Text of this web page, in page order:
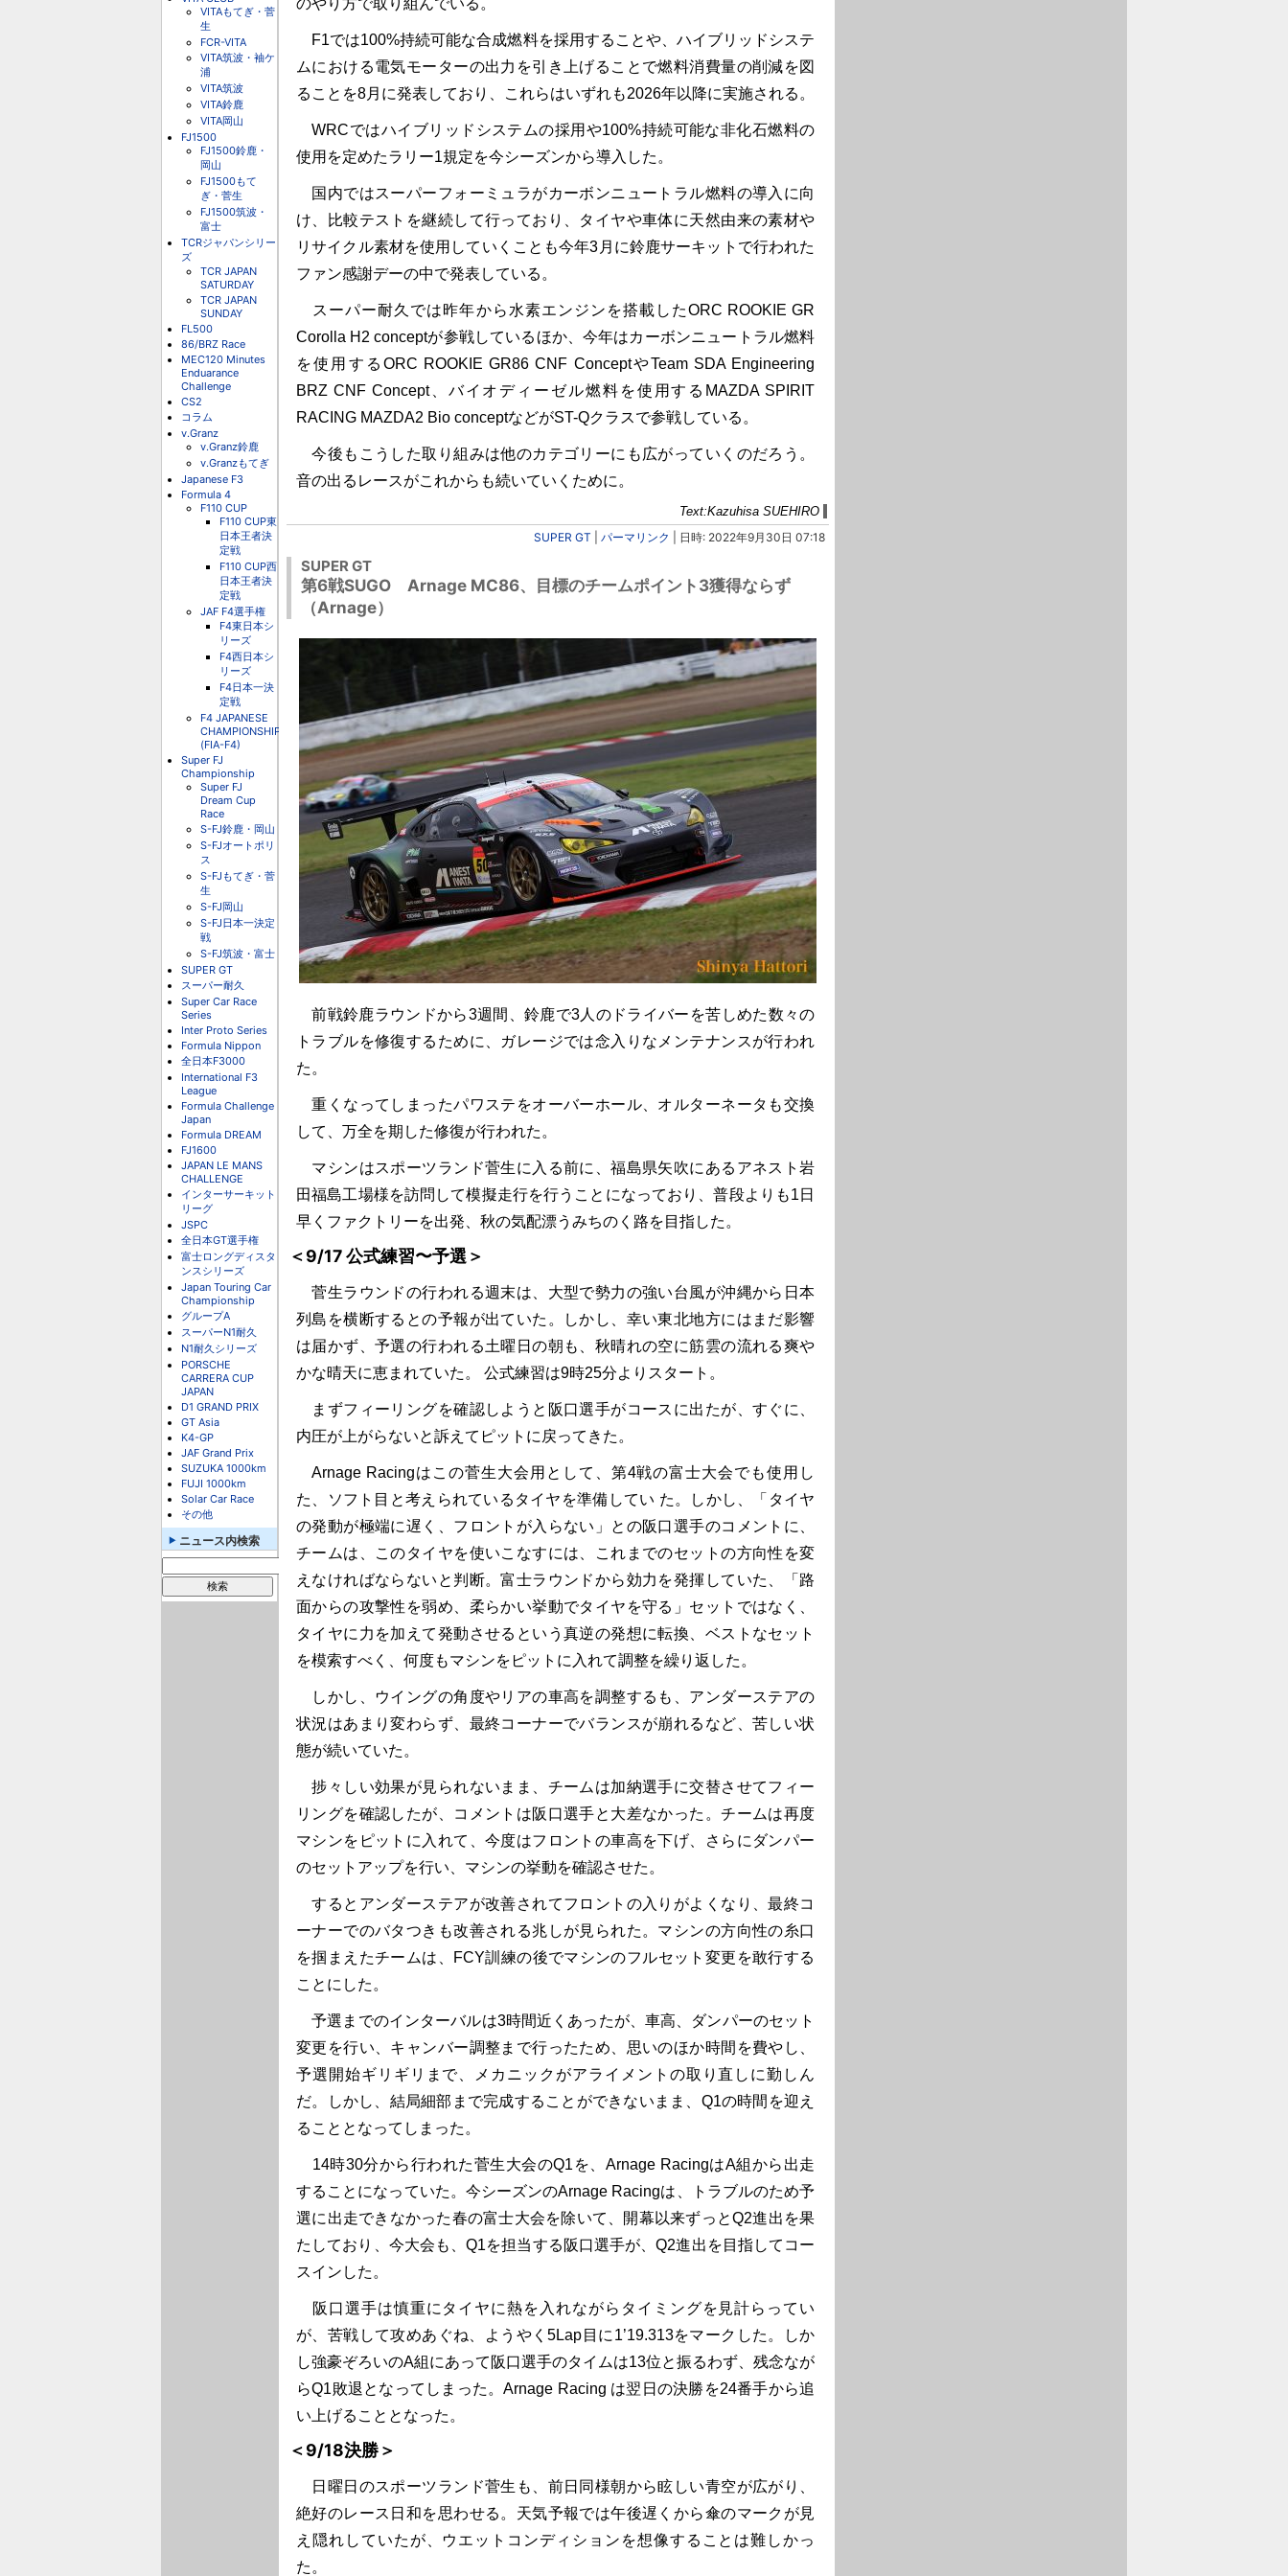
VITAもてぎ・菅
生
FCR-VITA
VITA筑波・袖ケ
浦
VITA筑波
VITA鈴鹿
VITA岡山
FJ1500
FJ1500鈴鹿・
岡山
FJ1500もて
ぎ・菅生
FJ1500筑波・
富士
TCRジャパンシリー
ズ
TCR JAPAN
SATURDAY
TCR JAPAN
SUNDAY
FL500
86/BRZ Race
MEC120 Minutes
Enduarance
Challenge
CS2
コラム
v.Granz
v.Granz鈴鹿
v.Granzもてぎ
Japanese F3
Formula 4
F110 CUP
F110 CUP東
日本王者決
定戦
F110 CUP西
日本王者決
定戦
JAF F4選手権
F4東日本シ
リーズ
F4西日本シ
リーズ
F4日本一決
定戦
F4 JAPANESE
CHAMPIONSHIP
(FIA-F4)
Super FJ
Championship
Super FJ
Dream Cup
Race
S-FJ鈴鹿・岡山
S-FJオートポリ
ス
S-FJもてぎ・菅
生
S-FJ岡山
S-FJ日本一決定
戦
S-FJ筑波・富士
SUPER GT
スーパー耐久
Super Car Race
Series
Inter Proto Series
Formula Nippon
全日本F3000
International F3
League
Formula Challenge
Japan
Formula DREAM
FJ1600
JAPAN LE MANS
CHALLENGE
インターサーキット
リーグ
JSPC
全日本GT選手権
富士ロングディスタ
ンスシリーズ
Japan Touring Car
Championship
グループA
スーパーN1耐久
N1耐久シリーズ
PORSCHE
CARRERA CUP
JAPAN
D1 GRAND PRIX
GT Asia
K4-GP
JAF Grand Prix
SUZUKA 1000km
FUJI 1000km
Solar Car Race
その他
ニュース内検索
のやり方で取り組んでいる。
F1では100%持続可能な合成燃料を採用することや、ハイブリッドシステ
ムにおける電気モーターの出力を引き上げることで燃料消費量の削減を図
ることを8月に発表しており、これらはいずれも2026年以降に実施される。
WRCではハイブリッドシステムの採用や100%持続可能な非化石燃料の
使用を定めたラリー1規定を今シーズンから導入した。
国内ではスーパーフォーミュラがカーボンニュートラル燃料の導入に向
け、比較テストを継続して行っており、タイヤや車体に天然由来の素材や
リサイクル素材を使用していくことも今年3月に鈴鹿サーキットで行われた
ファン感謝デーの中で発表している。
スーパー耐久では昨年から水素エンジンを搭載したORC ROOKIE GR
Corolla H2 conceptが参戦しているほか、今年はカーボンニュートラル燃料
を使用するORC ROOKIE GR86 CNF ConceptやTeam SDA Engineering
BRZ CNF Concept、バイオディーゼル燃料を使用するMAZDA SPIRIT
RACING MAZDA2 Bio conceptなどがST-Qクラスで参戦している。
今後もこうした取り組みは他のカテゴリーにも広がっていくのだろう。
音の出るレースがこれからも続いていくために。
Text:Kazuhisa SUEHIRO
SUPER GT
パーマリンク | 日時: 2022年9月30日 07:18
SUPER GT
第6戦SUGO Arnage MC86、目標のチームポイント3獲得ならず
（Arnage）
前戦鈴鹿ラウンドから3週間、鈴鹿で3人のドライバーを苦しめた数々の
トラブルを修復するために、ガレージでは念入りなメンテナンスが行われ
た。
重くなってしまったパワステをオーバーホール、オルターネータも交換
して、万全を期した修復が行われた。
マシンはスポーツランド菅生に入る前に、福島県矢吹にあるアネスト岩
田福島工場様を訪問して模擬走行を行うことになっており、普段よりも1日
早くファクトリーを出発、秋の気配漂うみちのく路を目指した。
＜9/17 公式練習〜予選＞
菅生ラウンドの行われる週末は、大型で勢力の強い台風が沖縄から日本
列島を横断するとの予報が出ていた。しかし、幸い東北地方にはまだ影響
は届かず、予選の行われる土曜日の朝も、秋晴れの空に筋雲の流れる爽や
かな晴天に恵まれていた。 公式練習は9時25分よりスタート。
まずフィーリングを確認しようと阪口選手がコースに出たが、すぐに、
内圧が上がらないと訴えてピットに戻ってきた。
Arnage Racingはこの菅生大会用として、第4戦の富士大会でも使用し
た、ソフト目と考えられているタイヤを準備してい た。しかし、「タイヤ
の発動が極端に遅く、フロントが入らない」との阪口選手のコメントに、
チームは、このタイヤを使いこなすには、これまでのセットの方向性を変
えなければならないと判断。富士ラウンドから効力を発揮していた、「路
面からの攻撃性を弱め、柔らかい挙動でタイヤを守る」セットではなく、
タイヤに力を加えて発動させるという真逆の発想に転換、ベストなセット
を模索すべく、何度もマシンをピットに入れて調整を繰り返した。
しかし、ウイングの角度やリアの車高を調整するも、アンダーステアの
状況はあまり変わらず、最終コーナーでバランスが崩れるなど、苦しい状
態が続いていた。
捗々しい効果が見られないまま、チームは加納選手に交替させてフィー
リングを確認したが、コメントは阪口選手と大差なかった。チームは再度
マシンをピットに入れて、今度はフロントの車高を下げ、さらにダンパー
のセットアップを行い、マシンの挙動を確認させた。
するとアンダーステアが改善されてフロントの入りがよくなり、最終コ
ーナーでのバタつきも改善される兆しが見られた。マシンの方向性の糸口
を掴まえたチームは、FCY訓練の後でマシンのフルセット変更を敢行する
ことにした。
予選までのインターバルは3時間近くあったが、車高、ダンパーのセット
変更を行い、キャンバー調整まで行ったため、思いのほか時間を費やし、
予選開始ギリギリまで、メカニックがアライメントの取り直しに勤しん
だ。しかし、結局細部まで完成することができないまま、Q1の時間を迎え
ることとなってしまった。
14時30分から行われた菅生大会のQ1を、Arnage RacingはA組から出走
することになっていた。今シーズンのArnage Racingは、トラブルのため予
選に出走できなかった春の富士大会を除いて、開幕以来ずっとQ2進出を果
たしており、今大会も、Q1を担当する阪口選手が、Q2進出を目指してコー
スインした。
阪口選手は慎重にタイヤに熱を入れながらタイミングを見計らってい
が、苦戦して攻めあぐね、ようやく5Lap目に1’19.313をマークした。しか
し強豪ぞろいのA組にあって阪口選手のタイムは13位と振るわず、残念なが
らQ1敗退となってしまった。Arnage Racing は翌日の決勝を24番手から追
い上げることとなった。
＜9/18決勝＞
日曜日のスポーツランド菅生も、前日同様朝から眩しい青空が広がり、
絶好のレース日和を思わせる。天気予報では午後遅くから傘のマークが見
え隠れしていたが、ウエットコンディションを想像することは難しかっ
た。